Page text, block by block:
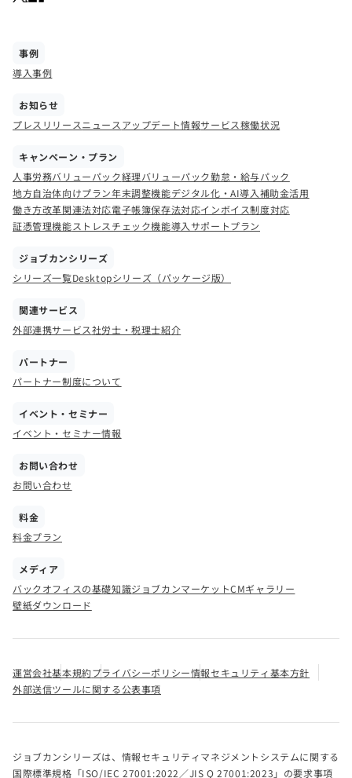
事例
導入事例
お知らせ
プレスリリースニュース アップデート情報サービス稼働状況
キャンペーン・プラン
人事労務バリューパック経理バリューパック勤怠・給与パック
地方自治体向けプラン年末調整機能デジタル化・AI導入補助金活用
働き方改革関連法対応電子帳簿保存法対応インボイス制度対応
証憑管理機能ストレスチェック機能導入サポートプラン
ジョブカンシリーズ
シリーズ一覧Desktopシリーズ（パッケージ版）
関連サービス
外部連携サービス社労士・税理士紹介
パートナー
パートナー制度について
イベント・セミナー
イベント・セミナー情報
お問い合わせ
お問い合わせ
料金
料金プラン
メディア
バックオフィスの基礎知識ジョブカンマーケットCMギャラリー
壁紙ダウンロード
運営会社基本規約プライバシーポリシー情報セキュリティ基本方針
外部送信ツールに関する公表事項
ジョブカンシリーズは、情報セキュリティマネジメントシステムに関する
国際標準規格「ISO/IEC 27001:2022／JIS Q 27001:2023」の要求事項